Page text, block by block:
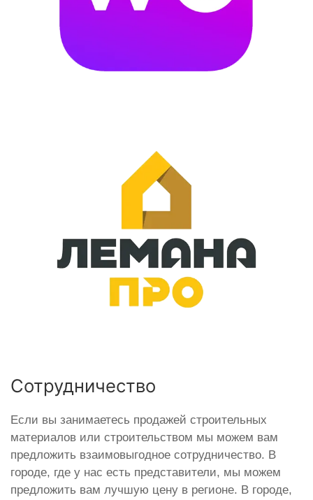
Сотрудничество
Если вы занимаетесь продажей строительных
материалов или строительством мы можем вам
предложить взаимовыгодное сотрудничество. В
городе, где у нас есть представители, мы можем
предложить вам лучшую цену в регионе. В городе,